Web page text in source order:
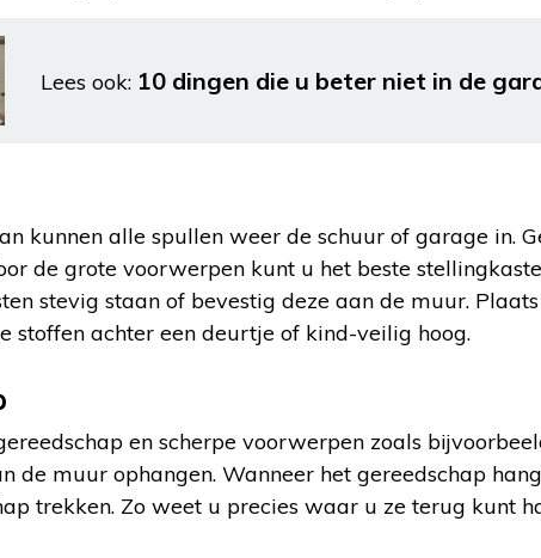
Lees ook: 10 dingen die u beter niet in de
kunnen alle spullen weer de schuur of garage in.
de grote voorwerpen kunt u het beste
stevig staan of bevestig deze aan de muur.
stoffen achter een deurtje of kind-veilig hoog.
en scherpe voorwerpen zoals
de muur ophangen. Wanneer het gereedschap
trekken. Zo weet u precies waar u ze terug kunt